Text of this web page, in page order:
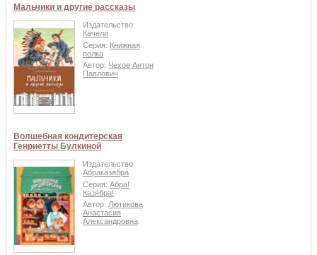
Мальчики и другие рассказы
Издательство:
Качели
Серия: Книжная
полка
Автор: Чехов Антон
Павлович
Волшебная кондитерская
Генриетты Булкиной
Издательство:
Абраказябра
Серия: Абра!
Казябра!
Автор: Лютикова
Анастасия
Александровна